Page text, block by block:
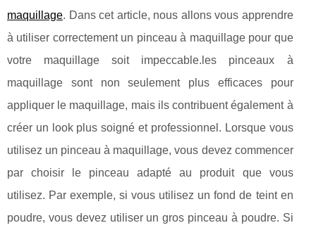
maquillage. Dans cet article, nous allons vous apprendre
à utiliser correctement un pinceau à maquillage pour que
votre maquillage soit impeccable.les pinceaux à
maquillage sont non seulement plus efficaces pour
appliquer le maquillage, mais ils contribuent également à
créer un look plus soigné et professionnel. Lorsque vous
utilisez un pinceau à maquillage, vous devez commencer
par choisir le pinceau adapté au produit que vous
utilisez. Par exemple, si vous utilisez un fond de teint en
poudre, vous devez utiliser un gros pinceau à poudre. Si